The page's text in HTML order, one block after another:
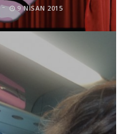
9 NISAN 2015